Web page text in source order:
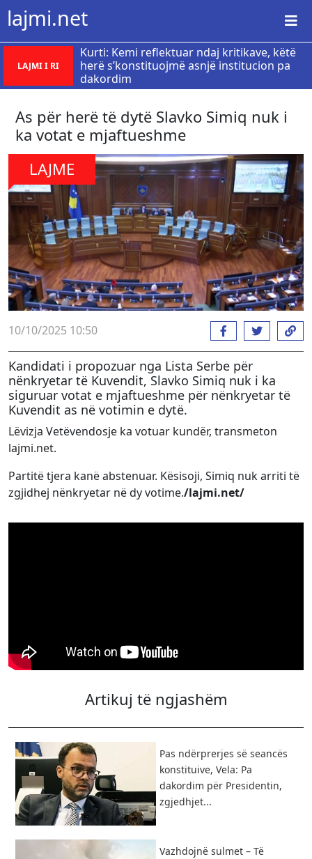
lajmi.net
LAJMI I RI
Kurti: Kemi reflektuar ndaj kritikave, këtë
herë s’konstituojmë asnjë institucion pa
dakordim
As për herë të dytë Slavko Simiq nuk i
ka votat e mjaftueshme
LAJME
10/10/2025 10:50
Kandidati i propozuar nga Lista Serbe për
nënkryetar të Kuvendit, Slavko Simiq nuk i ka
siguruar votat e mjaftueshme për nënkryetar të
Kuvendit as në votimin e dytë.
Lëvizja Vetëvendosje ka votuar kundër, transmeton
lajmi.net.
Partitë tjera kanë abstenuar. Kësisoji, Simiq nuk arriti të
zgjidhej nënkryetar në dy votime./lajmi.net/
Artikuj të ngjashëm
Pas ndërprerjes së seancës
konstituive, Vela: Pa
dakordim për Presidentin,
zgjedhjet...
Vazhdojnë sulmet – Të